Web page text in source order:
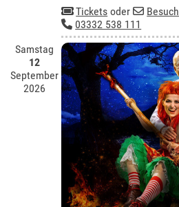
Tickets oder
03332 538 111
Samstag
12
September
2026